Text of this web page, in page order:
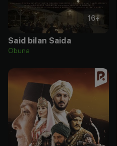
16+
Said bilan Saida
Obuna